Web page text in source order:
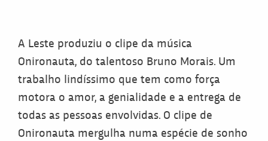
A Leste produziu o clipe da música
Onironauta, do talentoso Bruno Morais. Um
trabalho lindíssimo que tem como força
motora o amor, a genialidade e a entrega de
todas as pessoas envolvidas. O clipe de
Onironauta mergulha numa espécie de sonho